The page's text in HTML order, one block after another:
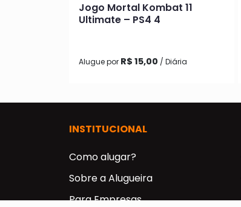
Jogo Mortal Kombat 11
Ultimate – PS4 4
Alugue por R$ 15,00 / Diária
INSTITUCIONAL
Como alugar?
Sobre a Alugueira
Para Empresas